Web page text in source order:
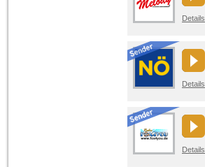
Details
Details
Details